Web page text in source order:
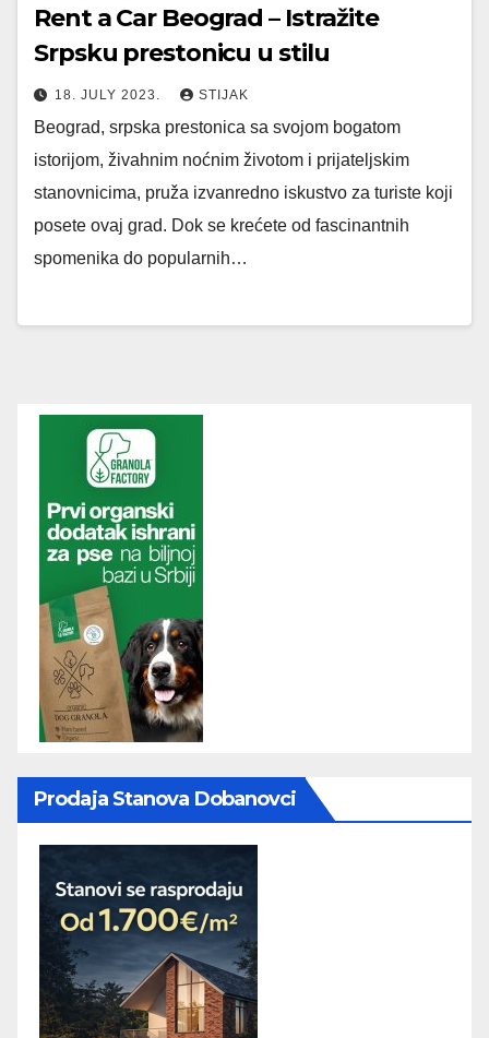
Rent a Car Beograd – Istražite
Srpsku prestonicu u stilu
18. JULY 2023. STIJAK
Beograd, srpska prestonica sa svojom bogatom
istorijom, živahnim noćnim životom i prijateljskim
stanovnicima, pruža izvanredno iskustvo za turiste koji
posete ovaj grad. Dok se krećete od fascinantnih
spomenika do popularnih…
Prodaja Stanova Dobanovci